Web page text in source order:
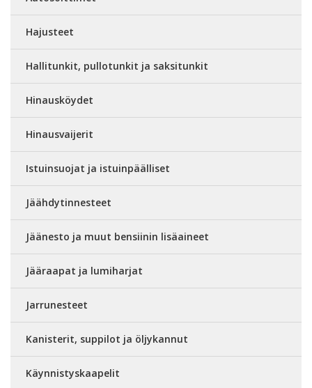
Hajusteet
Hallitunkit, pullotunkit ja saksitunkit
Hinausköydet
Hinausvaijerit
Istuinsuojat ja istuinpäälliset
Jäähdytinnesteet
Jäänesto ja muut bensiinin lisäaineet
Jääraapat ja lumiharjat
Jarrunesteet
Kanisterit, suppilot ja öljykannut
Käynnistyskaapelit